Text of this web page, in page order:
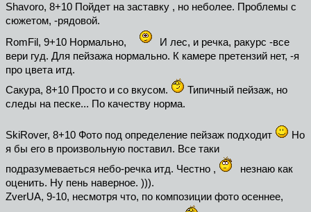
Shavoro, 8+10 Пойдет на заставку , но неболее. Проблемы с
сюжетом, -рядовой.
RomFil, 9+10 Нормально,
И лес, и речка, ракурс -все
вери гуд. Для пейзажа нормально. К камере претензий нет, -я
про цвета итд.
Сакура, 8+10 Просто и со вкусом.
Типичный пейзаж, но
следы на песке... По качеству норма.
SkiRover, 8+10 Фото под определение пейзаж подходит
Но
я бы его в произвольную поставил. Все таки
подразумеваеться небо-речка итд. Честно ,
незнаю как
оценить. Ну пень наверное. ))).
ZverUA, 9-10, несмотря что, по композиции фото осеннее,